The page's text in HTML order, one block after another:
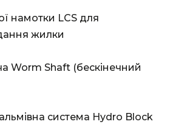
намотки LCS для
жилки
Worm Shaft (бескінечний
система Hydro Block